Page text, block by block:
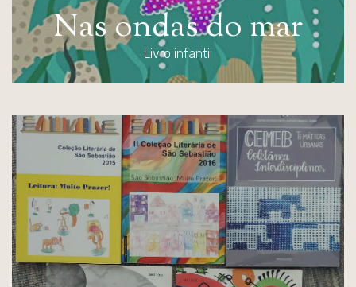
Nasondasdo mar
Livro infantil